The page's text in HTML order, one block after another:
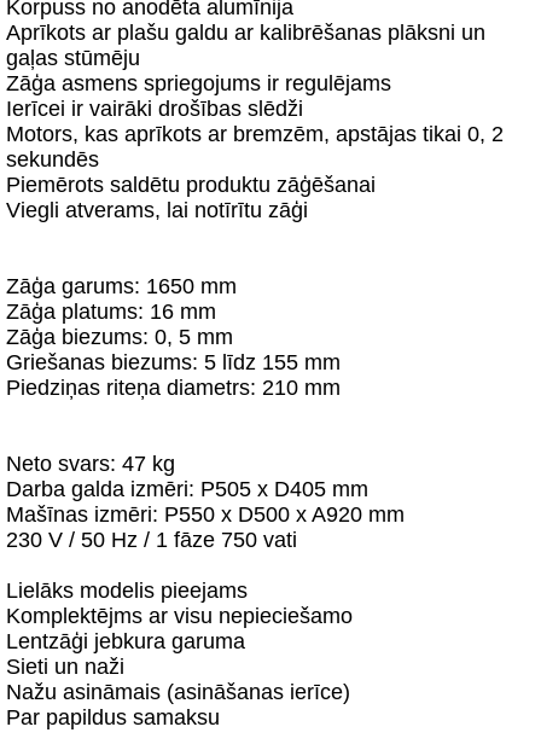
Korpuss no anodēta alumīnija
Aprīkots ar plašu galdu ar kalibrēšanas plāksni un
gaļas stūmēju
Zāģa asmens spriegojums ir regulējams
Ierīcei ir vairāki drošības slēdži
Motors, kas aprīkots ar bremzēm, apstājas tikai 0, 2
sekundēs
Piemērots saldētu produktu zāģēšanai
Viegli atverams, lai notīrītu zāģi
Zāģa garums: 1650 mm
Zāģa platums: 16 mm
Zāģa biezums: 0, 5 mm
Griešanas biezums: 5 līdz 155 mm
Piedziņas riteņa diametrs: 210 mm
Neto svars: 47 kg
Darba galda izmēri: P505 x D405 mm
Mašīnas izmēri: P550 x D500 x A920 mm
230 V / 50 Hz / 1 fāze 750 vati
Lielāks modelis pieejams
Komplektējms ar visu nepieciešamo
Lentzāģi jebkura garuma
Sieti un naži
Nažu asināmais (asināšanas ierīce)
Par papildus samaksu